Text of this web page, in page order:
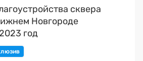
сквера
Новгороде
год